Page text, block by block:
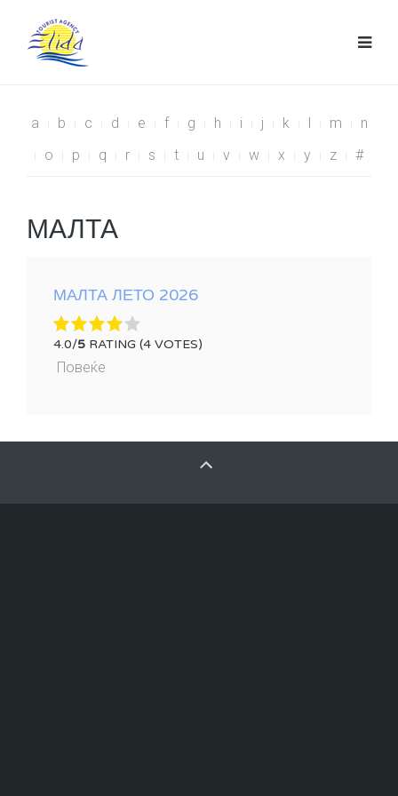
a b c d e f g h i j k l m
n
o
p q r s t u v w x y z #
МАЛТА
МАЛТА ЛЕТО 2026
4.0/5 RATING (4 VOTES)
Повеќе